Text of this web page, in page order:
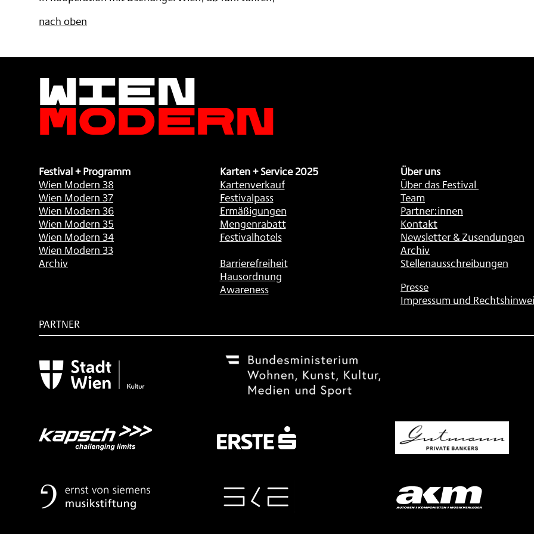
nach oben
Wien
Modern
Festival + Programm
Wien Modern 38
Wien Modern 37
Wien Modern 36
Wien Modern 35
Wien Modern 34
Wien Modern 33
Archiv
Karten + Service 2025
Kartenverkauf
Festivalpass
Ermäßigungen
Mengenrabatt
Festivalhotels
Barrierefreiheit
Hausordnung
Awareness
Über uns
Über das Festival
Team
Partner:innen
Kontakt
Newsletter & Zusendungen
Archiv
Stellenausschreibungen
Presse
Impressum und
PARTNER
freundlicher
Unterstützung
von